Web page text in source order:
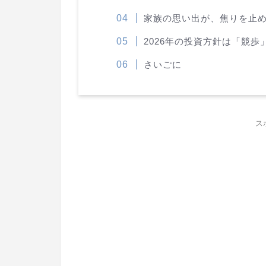
家族の思い出が、焦りを止
2026年の投資方針は「競歩」
さいごに
ス